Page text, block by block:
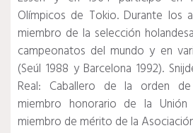
Olímpicos de Tokio. Durante los
miembro de la selección
campeonatos del mundo y en
(Seúl 1988 y Barcelona 1992).
Real: Caballero de la orden de
miembro honorario de la
miembro de mérito de la